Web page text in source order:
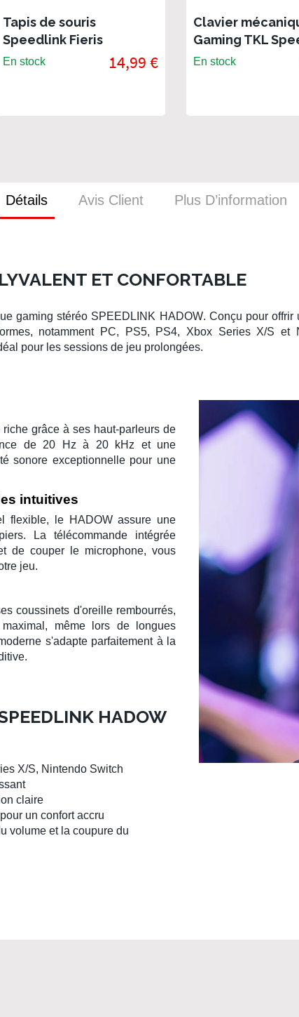
Tapis de souris
Speedlink Fieris
En stock 14,99 €
Clavier
Gaming TKL
Ultor - AZERTY
En stock
Détails
ET CONFORTABLE
gaming stéréo SPEEDLINK HADOW. Conçu pour offrir
notamment PC, PS5, PS4, Xbox Series X/S et
pour les sessions de jeu prolongées.
grâce à ses haut-parleurs de
de 20 Hz à 20 kHz et une
sonore exceptionnelle pour une
intuitives
flexible, le HADOWassure une
Latélécommande intégrée
de couper le microphone, vous
jeu.
coussinets d'oreille rembourrés,
même lors de longues
s'adapte parfaitement à la
HADOW
X/S, Nintendo Switch
claire
pour un confort accru
volume et la coupure du
Avis Client Plus D’information